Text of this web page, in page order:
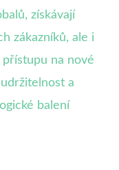
získávají
zákazníků, ale i
na nové
a
balení